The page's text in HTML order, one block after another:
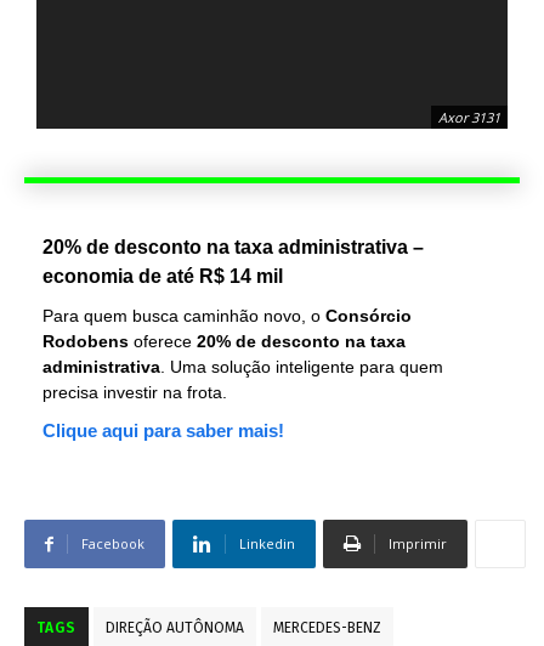
Axor 3131
20% de desconto na taxa administrativa –
economia de até R$ 14 mil
Para quem busca caminhão novo, o Consórcio
Rodobens oferece 20% de desconto na taxa
administrativa . Uma solução inteligente para quem
precisa investir na frota.
Clique aqui para saber mais!
Facebook Linkedin Imprimir
TAGS DIREÇÃO AUTÔNOMA MERCEDES-BENZ